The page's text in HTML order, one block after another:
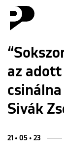
az
Sivák
21 • 05 • 23